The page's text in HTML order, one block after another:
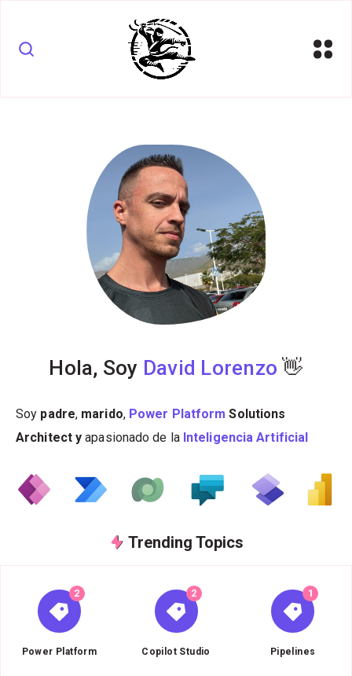
Hola, Soy David Lorenzo 👋
Soy padre, marido, Power Platform Solutions
Architect yapasionado de la Inteligencia Artificial
Trending Topics
2
Power Platform
{{name}} 2
Copilot Studio
{{name}} 1
Pipelines
{{name}}